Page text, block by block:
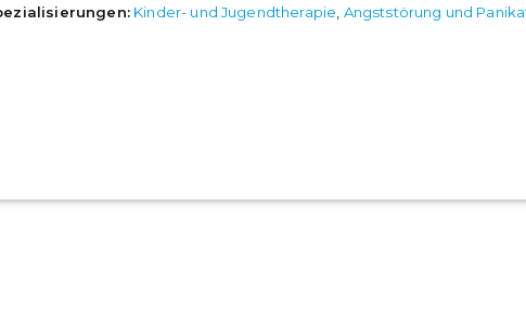
Kinder- und Jugendtherapie, Angststörung und